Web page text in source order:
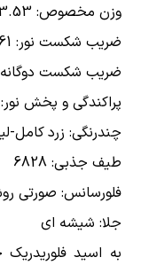
وزن مخصوص: 3.53-3.56
ضریب شکست نور: 1.61-1.683
ضریب شکست دوگانه: 0.008-
پراکندگی و پخش نور:
چندرنگی: زرد کامل-
طیف جذبی: 6828
فلورسانس: صورتی
جلا: شیشه ای
به اسید